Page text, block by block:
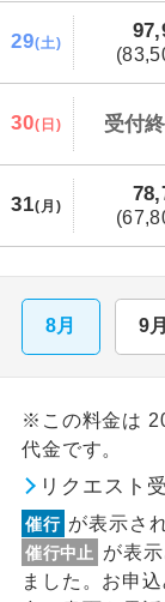
29(土)
30(日) 受付
31(月)
8月 9月
※この料金は
代金です。
リクエスト
催行 が表示さ
催行中止
が表
ました。お申